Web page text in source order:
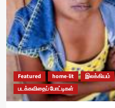
Featured home-lit இலக்கியம்
படக்கவிதைப் போட்டிகள்